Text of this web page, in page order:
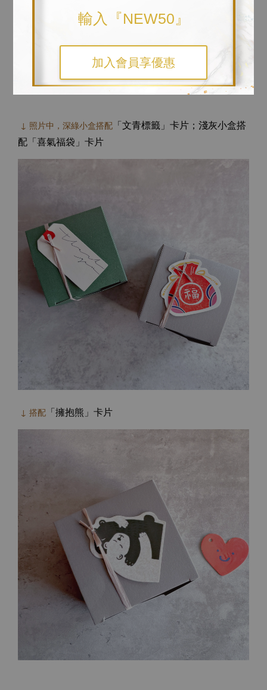
輸入『NEW50』
加入會員享優惠
↓ 照片中，深綠小盒搭配 「文青標籤」卡片；淺灰小盒搭
配 「喜氣福袋」卡片
↓ 搭配 「擁抱熊」卡片